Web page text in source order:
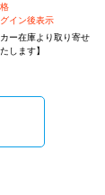
イン後表示
カー在庫より取り寄せ
します】